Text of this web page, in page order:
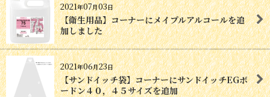
2021年07月03日
【衛生用品】コーナーにメイプルアルコールを追
加しました
2021年06月23日
【サンドイッチ袋】コーナーにサンドイッチEGボ
ードン４０，４５サイズを追加